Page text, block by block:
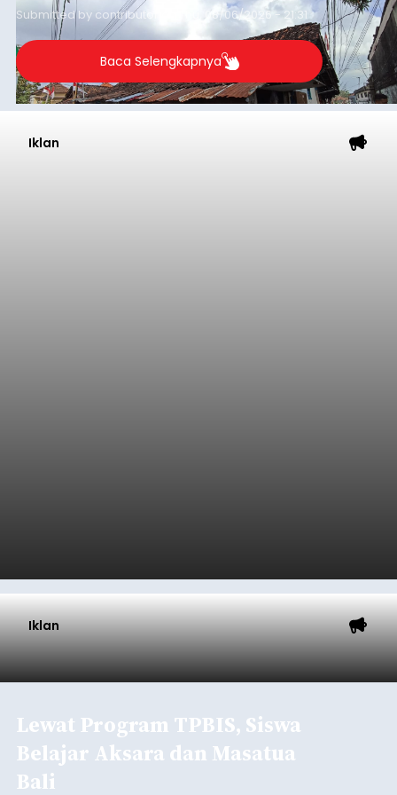
guna menjaga masyarakat yang berada pada
kelompok desil 5 dan 6 tersebut agar tidak
merosot ke kategori miskin.
Submitted by contributor Thu, 08/06/2026 - 21:31
Baca Selengkapnya
Iklan
Iklan
Lewat Program TPBIS, Siswa
Belajar Aksara dan Masatua
Bali